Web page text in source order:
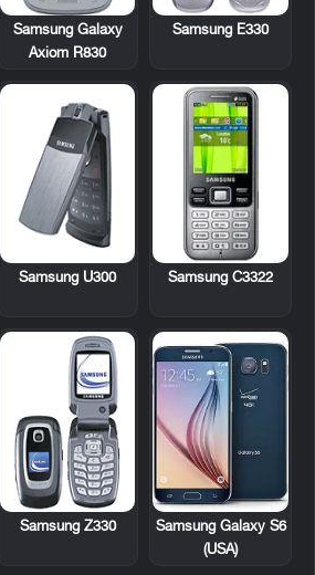
Samsung E330
Samsung Galaxy
Axiom R830
Samsung C3322
Samsung U300
Samsung Galaxy S6
(USA)
Samsung Z330